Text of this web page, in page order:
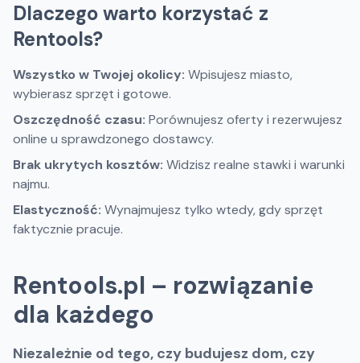
Dlaczego warto korzystać z
Rentools?
Wszystko w Twojej okolicy: Wpisujesz miasto,
wybierasz sprzęt i gotowe.
Oszczędność czasu: Porównujesz oferty i rezerwujesz
online u sprawdzonego dostawcy.
Brak ukrytych kosztów: Widzisz realne stawki i warunki
najmu.
Elastyczność: Wynajmujesz tylko wtedy, gdy sprzęt
faktycznie pracuje.
Rentools.pl – rozwiązanie
dla każdego
Niezależnie od tego, czy budujesz dom, czy